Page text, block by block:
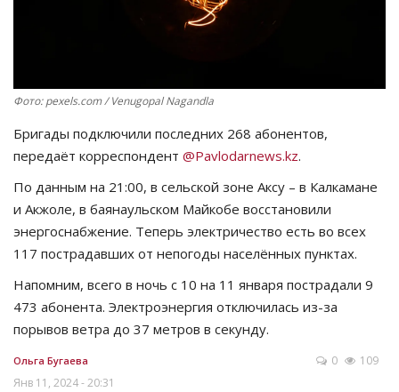
Курултай
Язык
Қазақша
Фото: pexels.com / Venugopal Nagandla
Бригады подключили последних 268 абонентов,
передаёт корреспондент @Pavlodarnews.kz.
По данным на 21:00, в сельской зоне Аксу – в Калкамане
и Акжоле, в баянаульском Майкобе восстановили
энергоснабжение. Теперь электричество есть во всех
117 пострадавших от непогоды населённых пунктах.
Напомним, всего в ночь с 10 на 11 января пострадали 9
473 абонента. Электроэнергия отключилась из-за
порывов ветра до 37 метров в секунду.
Ольга Бугаева
Янв 11, 2024 - 20:31
0 109